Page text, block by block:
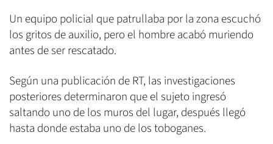
Un equipo policial que patrullaba por la zona escuchó
los gritos de auxilio, pero el hombre acabó muriendo
antes de ser rescatado.
Según una publicación de RT, las investigaciones
posteriores determinaron que el sujeto ingresó
saltando uno de los muros del lugar, después llegó
hasta donde estaba uno de los toboganes.